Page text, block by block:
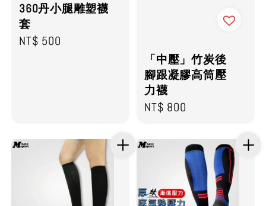
360丹小腿雕塑襪
套
Regular
NT$ 500
「中壓」竹炭後
腳跟凝膠高筒壓
力襪
Regular
NT$ 800